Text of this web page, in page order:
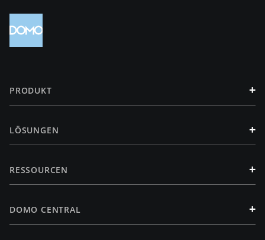
PRODUKT +
LÖSUNGEN +
RESSOURCEN +
DOMO CENTRAL +